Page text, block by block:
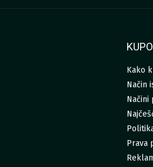
Kako
Način
Načini
Prava